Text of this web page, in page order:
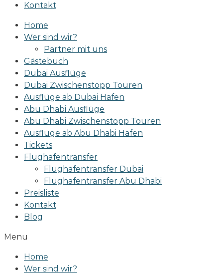
Kontakt
Home
Wer sind wir?
Partner mit uns
Gästebuch
Dubai Ausflüge
Dubai Zwischenstopp Touren
Ausflüge ab Dubai Hafen
Abu Dhabi Ausflüge
Abu Dhabi Zwischenstopp Touren
Ausflüge ab Abu Dhabi Hafen
Tickets
Flughafentransfer
Flughafentransfer Dubai
Flughafentransfer Abu Dhabi
Preisliste
Kontakt
Blog
Menu
Home
Wer sind wir?